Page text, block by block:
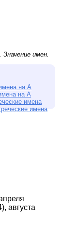
Значение имен.
на А
на А
имена
имена
августа